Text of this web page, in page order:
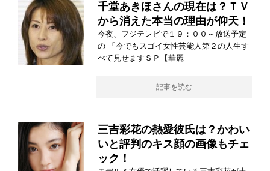
千堂あきほさんの現在は？ＴＶ
から消えた本当の理由が仰天！
今夜、フジテレビで１９：００～放送予定
の 「今でもスゴイ女性芸能人第２の人生す
べて見せますＳＰ【華麗
記事を読む
三吉彩花の熱愛彼氏は？かわい
いと評判のキス顔の画像もチェ
ック！